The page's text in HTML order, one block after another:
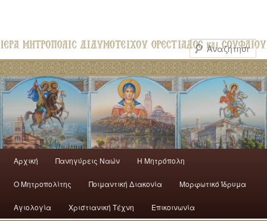
Αρχική Πανηγύρεις Ναών H Mητρόπολη
Ο Mητροπολίτης Ποιμαντική Διακονία Μορφωτικό Ίδρυμα
Αγιολογία Χριστιανική Τέχνη Επικοινωνία